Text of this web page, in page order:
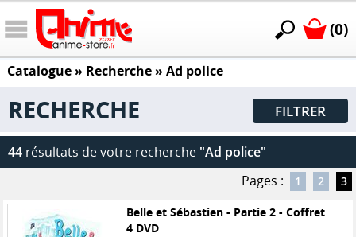
(0)
Catalogue» Recherche » Ad police
RECHERCHE FILTRER
44 résultats de votre recherche "Ad police"
Pages :
1 2 3
Belle et Sébastien - Partie 2 - Coffret
4 DVD